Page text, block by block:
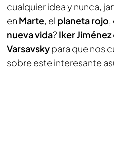
cualquier idea y nunca,
en Marte, el planeta rojo,
nueva vida? Iker Jiménez
Varsavskypara que nos
sobre este interesante